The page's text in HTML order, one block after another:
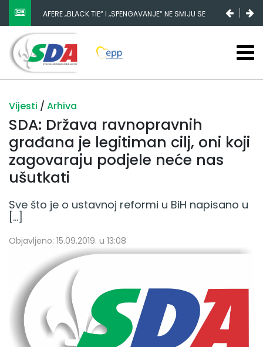
AFERE „BLACK TIE“ I „SPENGAVANJE“ NE SMIJU SE
ZATAŠKATI
Vijesti / Arhiva
SDA: Država ravnopravnih
građana je legitiman cilj, oni koji
zagovaraju podjele neće nas
ušutkati
Sve što je o ustavnoj reformi u BiH napisano u
[…]
Objavljeno: 15.09.2019. u 13:08